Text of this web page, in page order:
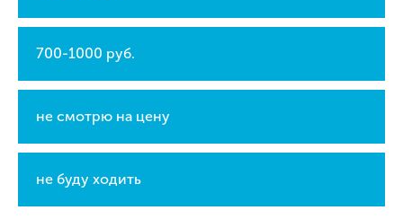
700-1000 руб.
не смотрю на цену
не буду ходить